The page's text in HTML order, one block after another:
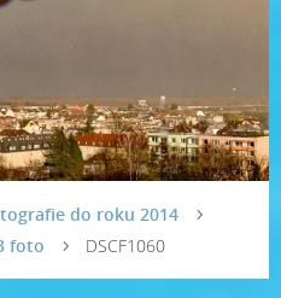
do roku 2014
foto
DSCF1060